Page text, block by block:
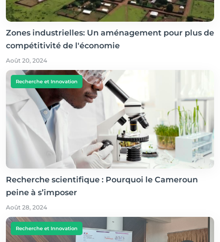
Zones industrielles: Un aménagement pour plus de
compétitivité de l'économie
Août 20, 2024
Recherche et Innovation
Recherche scientifique : Pourquoi le Cameroun
peine à s’imposer
Août 28, 2024
Recherche et Innovation